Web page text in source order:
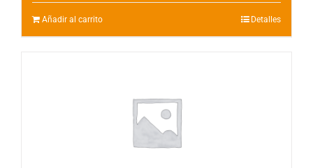
Añadir al carrito Detalles